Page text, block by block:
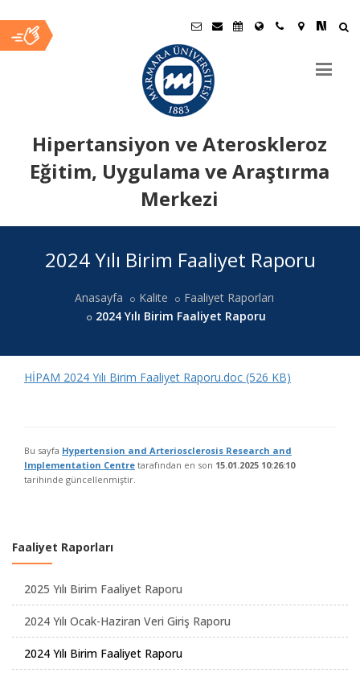
Hipertansiyon ve Ateroskleroz
Eğitim, Uygulama ve Araştırma
Merkezi
İçerik2024 Yılı Birim Faaliyet Raporu
Anasayfa Kalite
Faaliyet Raporları
2024 Yılı Birim Faaliyet Raporu
HİPAM 2024 Yılı Birim Faaliyet Raporu.doc (526 KB)
Bu sayfa Hypertension and Arteriosclerosis Research and
Implementation Centre tarafından en son 15.01.2025 10:26:10
tarihinde güncellenmiştir.
Faaliyet Raporları
2025 Yılı Birim Faaliyet Raporu
2024 Yılı Ocak-Haziran Veri Giriş Raporu
2024 Yılı Birim Faaliyet Raporu